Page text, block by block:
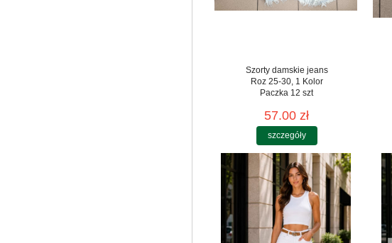
Szorty damskie jeans
Roz 25-30, 1 Kolor
Paczka 12 szt
57.00 zł
szczegóły